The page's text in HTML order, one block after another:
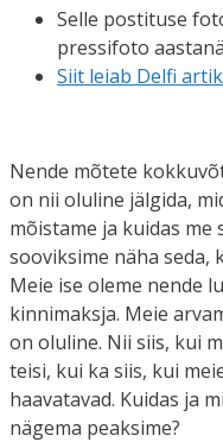
Selle postituse
pressifoto
Siit leiab Delfi
Nende mõtete
on nii oluline jälgida,
mõistame ja kuidas
sooviksime näha seda,
Meie ise oleme nende
kinnimaksja. Meie
on oluline. Nii siis, kui
teisi, kui ka siis, kui
haavatavad. Kuidas ja
nägema peaksime?